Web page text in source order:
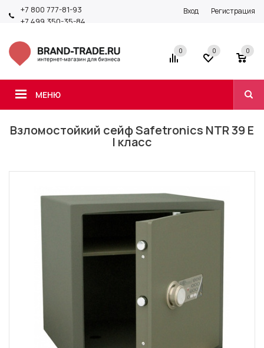
+7 800 777-81-93
+7 499 350-35-84
Вход Регистрация
МЕНЮ
0 0 0
Взломостойкий сейф Safetronics NTR 39 E
I класс